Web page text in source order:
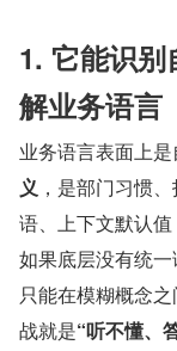
1. 它能识
解业务语言
业务语言表面上
义 ，是部门习惯
语、上下文默认值
如果底层没有统
只能在模糊概念
战就是“听不懂、